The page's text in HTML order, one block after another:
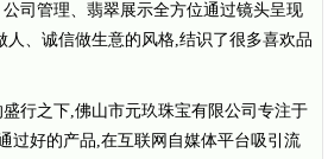
司管理、翡翠展示全方位通过镜头呈现
人、诚信做生意的风格,结识了很多喜欢品
行之下,佛山市元玖珠宝有限公司专注于
过好的产品,在互联网自媒体平台吸引流